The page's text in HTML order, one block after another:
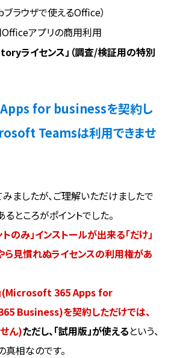
ラウザで使えるOffice）
Officeアプリの商用利用
ライセンス」（調査/検証用の特別
for businessを契約し
Teamsは利用できませ
ましたが、ご理解いただけましたで
るところがポイントでした。
のみ」インストールが出来る「だけ」
ら見慣れぬライセンスの利用権があ
(Microsoft 365 Apps for
Business)を契約しただけでは、
ん)ただし、「試用版」が使えるという、
相なのです。